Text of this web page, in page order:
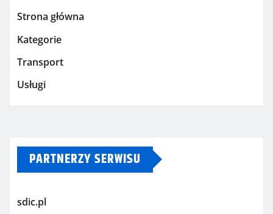
Strona główna
Kategorie
Transport
Usługi
PARTNERZY SERWISU
sdic.pl